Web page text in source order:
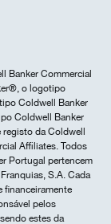
Banker Commercial
o logotipo
Coldwell Banker
Coldwell Banker
registo da Coldwell
Affiliates. Todos
Portugal pertencem
S.A. Cada
financeiramente
pelos
estes da